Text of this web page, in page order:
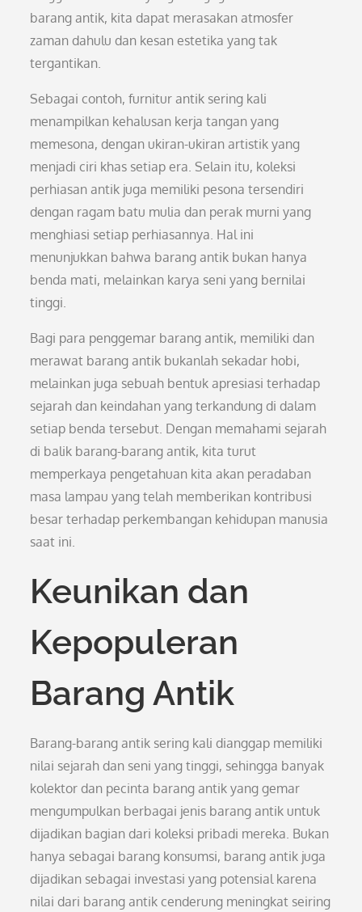
barang antik, kita dapat merasakan atmosfer
zaman dahulu dan kesan estetika yang tak
tergantikan.
Sebagai contoh, furnitur antik sering kali
menampilkan kehalusan kerja tangan yang
memesona, dengan ukiran-ukiran artistik yang
menjadi ciri khas setiap era. Selain itu, koleksi
perhiasan antik juga memiliki pesona tersendiri
dengan ragam batu mulia dan perak murni yang
menghiasi setiap perhiasannya. Hal ini
menunjukkan bahwa barang antik bukan hanya
benda mati, melainkan karya seni yang bernilai
tinggi.
Bagi para penggemar barang antik, memiliki dan
merawat barang antik bukanlah sekadar hobi,
melainkan juga sebuah bentuk apresiasi terhadap
sejarah dan keindahan yang terkandung di dalam
setiap benda tersebut. Dengan memahami sejarah
di balik barang-barang antik, kita turut
memperkaya pengetahuan kita akan peradaban
masa lampau yang telah memberikan kontribusi
besar terhadap perkembangan kehidupan manusia
saat ini.
Keunikan dan
Kepopuleran
Barang Antik
Barang-barang antik sering kali dianggap memiliki
nilai sejarah dan seni yang tinggi, sehingga banyak
kolektor dan pecinta barang antik yang gemar
mengumpulkan berbagai jenis barang antik untuk
dijadikan bagian dari koleksi pribadi mereka. Bukan
hanya sebagai barang konsumsi, barang antik juga
dijadikan sebagai investasi yang potensial karena
nilai dari barang antik cenderung meningkat seiring